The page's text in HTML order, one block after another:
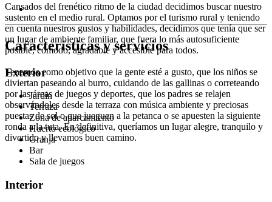
Cansados del frenético ritmo de la ciudad decidimos buscar nuestro
sustento en el medio rural. Optamos por el turismo rural y teniendo
en cuenta nuestros gustos y habilidades, decidimos que tenía que ser
un lugar de ambiente familiar, que fuera lo más autosuficiente
posible, cómodo, agradable y accesible para todos.
Tenemos como objetivo que la gente esté a gusto, que los niños se
diviertan paseando al burro, cuidando de las gallinas o correteando
por las áreas de juegos y deportes, que los padres se relajen
observándoles desde la terraza con música ambiente y preciosas
puestas de sol o que jueguen a la petanca o se apuesten la siguiente
ronda a la tuta. En definitiva, queríamos un lugar alegre, tranquilo y
divertido y llevamos buen camino.
Características y servicios
Exterior
Jardín
Terraza
Zona de aparcamiento
Huerto ecológico
Granja
Bar
Sala de juegos
Interior